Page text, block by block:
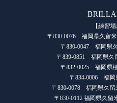
【練習場
〒830-0076 福岡県久留
〒830-0047 福岡県
〒839-0851 福岡県久
〒832-0025 福岡県
〒834-0006 福岡
〒830-0078 福岡県久留
〒830-0112 福岡県久留